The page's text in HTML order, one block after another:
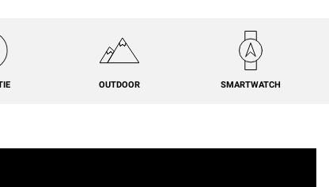
OUTDOOR SMARTWATCH